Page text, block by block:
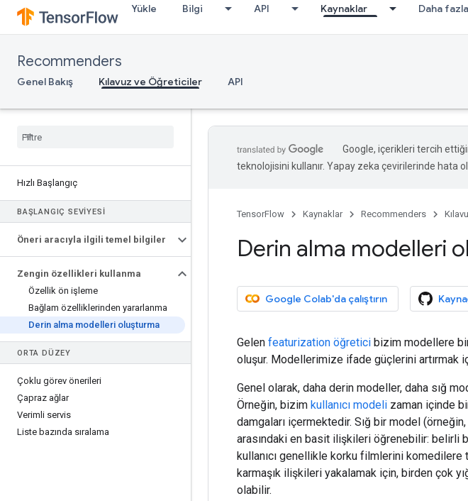
Yükle Bilgi API Kaynaklar Daha fazla
Recommenders
Genel Bakış Kılavuz ve Öğreticiler API
Hızlı Başlangıç
BAŞLANGIÇ SEVIYESI
Öneri aracıyla ilgili temel bilgiler
Zengin özellikleri kullanma
Özellik ön işleme
Bağlam özelliklerinden yararlanma
Derin alma modelleri oluşturma
ORTA DÜZEY
Çoklu görev önerileri
Çapraz ağlar
Verimli servis
Liste bazında sıralama
Google, içerikleri tercih
teknolojisini kullanır. Yapay zeka çevirilerinde hata
TensorFlow Kaynaklar Recommenders
Derin alma modelleri
Google Colab'da çalıştırın
Gelen featurization öğretici bizim modellere
oluşur. Modellerimize ifade güçlerini artırmak
Genel olarak, daha derin modeller, daha sığ
Örneğin, bizim kullanıcı modeli zaman içinde
damgaları içermektedir. Sığ bir model
arasındaki en basit ilişkileri öğrenebilir: belirli
kullanıcı genellikle korku filmlerini komedilere
karmaşık ilişkileri yakalamak için, birden çok
olabilir.